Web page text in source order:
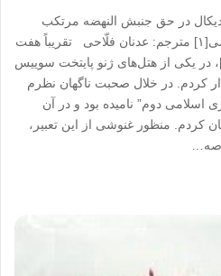
در حق جنبش النهضه مرتکب
شدند به قلم: صلاح الدین الجورشی[۱] مترجم: عدنان فلّاحی تقریباً هفت
پیش از نگارش این مقاله[۲]، در یکی از هتل‌های ژنو پایتخت سوییس
کردم. در خلال صحبت ناگهان نظرم
اسلامی دوم” نامیده بود و در آن
کردم. منظور غنوشی از این تعبیر،